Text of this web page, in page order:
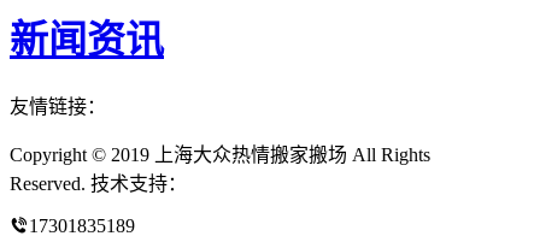
新闻资讯
友情链接：
Copyright © 2019 上海大众热情搬家搬场 All Rights
Reserved. 技术支持：
17301835189